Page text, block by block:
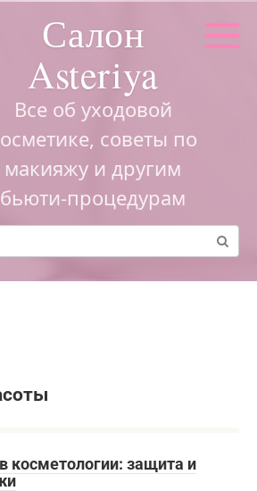
Салон
Asteriya
Все об уходовой
советы по
макияжу и другим
бьюти-процедурам
косметологии: защита и